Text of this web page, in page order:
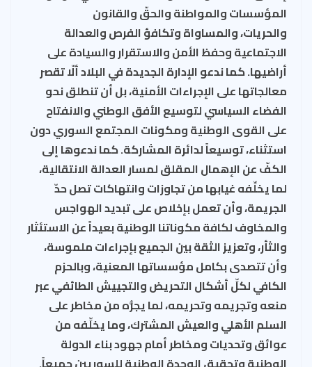
المؤسسات والمواطنة والحقّ والقانون
والحريات،والمساواة وتكافؤ الفرص والعدالة
الاجتماعيةوحفظ الأمن والاستقرار والسيادة على
أراضيها. كما ندعو الإدارة الجديدة في البلاد ألّا تقصر
معالجاتها على الإجراءات الأمنية، بل أن تنطلق نحو
الفضاء السياسي لتوسيع الأفق الوطني والانفتاح
على القوى الوطنية ومكونات المجتمع السوري دون
استثناء، توسيعاً لدائرة المشاركة. كما ندعوها إلى
الكفّ عن الإهمال المقلق لمسار العدالة الانتقالية،
لما يخلِّفه غيابها من تجاوزات وانتهاكات تصل حدّ
الجريمة، وأن تعمل بإخلاص على تبديد الهواجس
والمخاوف لكافة مكوناتنا الوطنية بعيداً عن الاستئثار
والثأر، وتعزيز الثقة بين الجميع بإجراءات ملموسة،
وأن تتصدى بكامل مؤسساتها المعنية، وبالحزم
الكافي لكلِّ أشكال التحريض والتجييش الطائفي عبر
منعه وتجريمه وتحريمه، لما يجرُّه من مخاطر على
السلم الأهلي والعيش المشترك، وما يخلِّفه من
عوائق وتحديات ومخاطر أمام جهود بناء الدولة